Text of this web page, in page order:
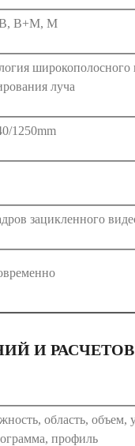
В+М, М
широкополосного
луча
1250mm
зацикленного
И
область, объем,
профиль